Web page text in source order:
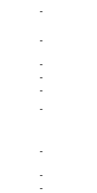
-
-
-
-
-
-
-
-
-